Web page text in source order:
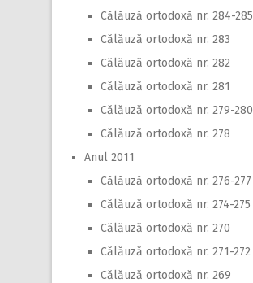
Călăuză ortodoxă nr. 284-285
Călăuză ortodoxă nr. 283
Călăuză ortodoxă nr. 282
Călăuză ortodoxă nr. 281
Călăuză ortodoxă nr. 279-280
Călăuză ortodoxă nr. 278
Anul 2011
Călăuză ortodoxă nr. 276-277
Călăuză ortodoxă nr. 274-275
Călăuză ortodoxă nr. 270
Călăuză ortodoxă nr. 271-272
Călăuză ortodoxă nr. 269